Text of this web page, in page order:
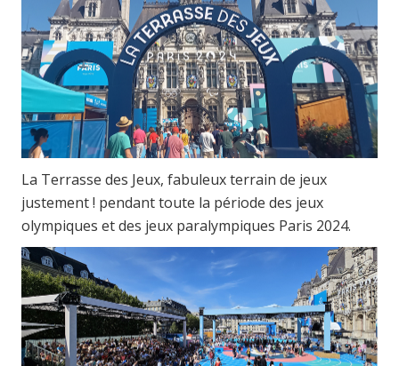
La Terrasse des Jeux, fabuleux terrain de jeux
justement ! pendant toute la période des jeux
olympiques et des jeux paralympiques Paris 2024.